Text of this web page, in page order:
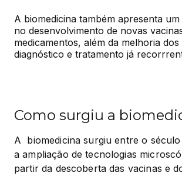
A biomedicina também apresenta
no desenvolvimento de novas
medicamentos, além da melhoria dos
diagnóstico e tratamento já
Como surgiu a
A  biomedicina surgiu entre o
a ampliação de tecnologias
partir da descoberta das vacinas e